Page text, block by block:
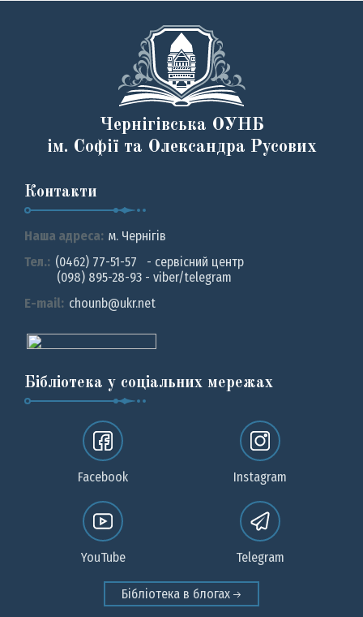
Чернігівська ОУНБ
ім. Софії та Олександра Русових
Контакти
Наша адреса: м. Чернiгiв
Тел.: (0462) 77-51-57 - сервісний центр
(098) 895-28-93 - viber/telegram
E-mail: chounb@ukr.net
Бібліотека у соціальних мережах
Facebook Instagram
YouTube Telegram
Бібліотека в блогах